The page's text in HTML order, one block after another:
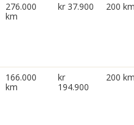
276.000
km
kr 37.900 200 km
166.000
km
kr
194.900
200 km